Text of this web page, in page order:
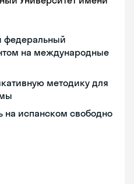
федеральный
на международные
методику для
на испанском свободно